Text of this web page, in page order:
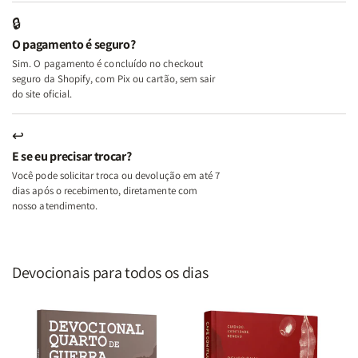
Lar
Lar
🔒
O pagamento é seguro?
Sim. O pagamento é concluído no checkout
seguro da Shopify, com Pix ou cartão, sem sair
do site oficial.
↩
E se eu precisar trocar?
Você pode solicitar troca ou devolução em até 7
dias após o recebimento, diretamente com
nosso atendimento.
Devocionais para todos os dias